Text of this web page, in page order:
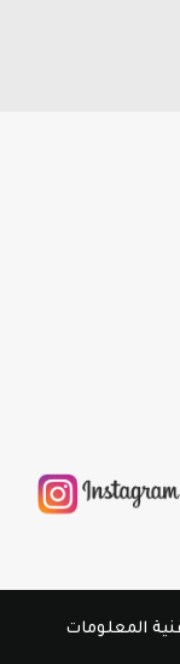
المعلومات